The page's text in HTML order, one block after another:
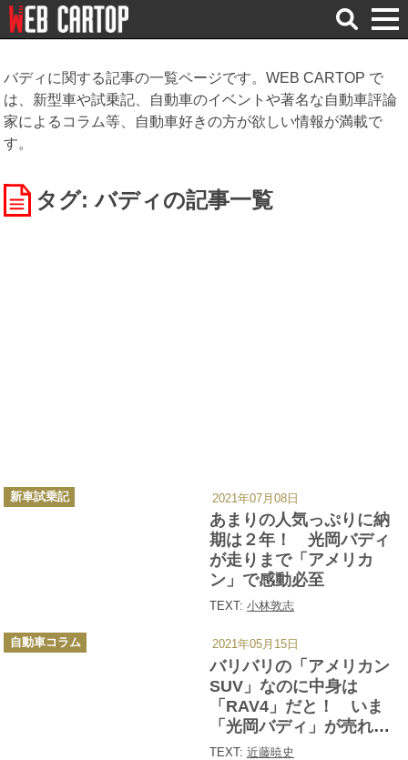
検
索
バディに関する記事の一覧ページです。WEB CARTOP で
は、新型車や試乗記、自動車のイベントや著名な自動車評論
家によるコラム等、自動車好きの方が欲しい情報が満載で
す。
タグ: バディの記事一覧
あまりの人気っぷりに納
期は２年！ 光岡バディ
が走りまで「アメリカ
ン」で感動必至
TEXT: 小林敦志
カ
テ
新車試乗記 2021年07月08日
バリバリの「アメリカン
SUV」なのに中身は
「RAV4」だと！ いま
「光岡バディ」が売れる
ワケ
TEXT: 近藤暁史
カ
テ
自動車コラム 2021年05月15日